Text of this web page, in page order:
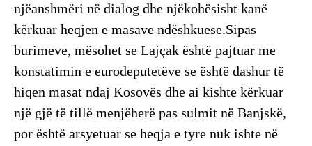
njëanshmëri në dialog dhe njëkohësisht kanë
kërkuar heqjen e masave ndëshkuese.Sipas
burimeve, mësohet se Lajçak është pajtuar me
konstatimin e eurodeputetëve se është dashur të
hiqen masat ndaj Kosovës dhe ai kishte kërkuar
një gjë të tillë menjëherë pas sulmit në Banjskë,
por është arsyetuar se heqja e tyre nuk ishte në